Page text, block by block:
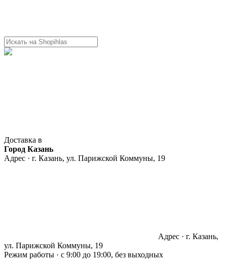
Доставка в
Город Казань
Адрес · г. Казань, ул. Парижской Коммуны, 19
Адрес · г. Казань,
ул. Парижской Коммуны, 19
Режим работы · с 9:00 до 19:00, без выходных